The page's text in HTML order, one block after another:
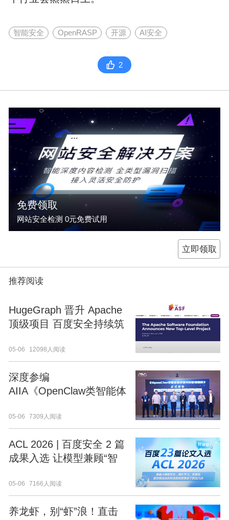
智能安全 OpenRASP 开源 AI安全
2
免费领取
网站安全检测 0元免费试用
立即领取
推荐阅读
HugeGraph 晋升 Apache
顶级项目 百度安全持续筑
05-06 12098人阅读
深度参编
AIIA《OpenClaw类智能体
安全引领智能体安全新范
式
05-06 7309人阅读
ACL 2026 | 百度安全 2 篇
成果入选 让模型兼顾“智
05-06 7166人阅读
养龙虾，别“虾”浪！直击